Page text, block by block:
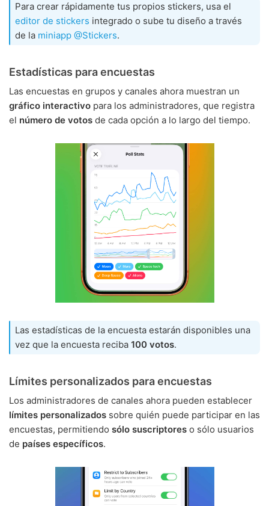
Para crear rápidamente tus propios stickers, usa el
editor de stickers integrado o sube tu diseño a través
de la miniapp @Stickers.
Estadísticas para encuestas
Las encuestas en grupos y canales ahora muestran un
gráfico interactivo para los administradores, que registra
el número de votos de cada opción a lo largo del tiempo.
Las estadísticas de la encuesta estarán disponibles una
vez que la encuesta reciba 100 votos.
Límites personalizados para encuestas
Los administradores de canales ahora pueden establecer
límites personalizados sobre quién puede participar en las
encuestas, permitiendo sólo suscriptores o sólo usuarios
de países específicos.